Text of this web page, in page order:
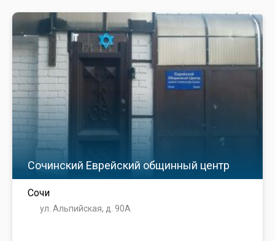
Сочинский Еврейский общинный центр
Сочи
ул. Альпийская, д. 90А